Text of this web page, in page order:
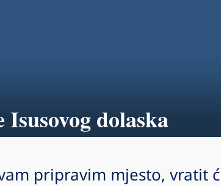
dolaska
pripravim mjesto, vratit